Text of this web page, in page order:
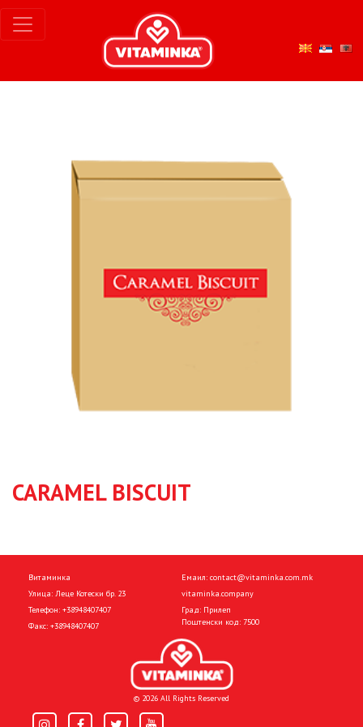
CARAMEL BISCUIT
Витаминка
Улица: Леце Котески бр. 23
Телефон: +38948407407
Факс: +38948407407
Емаил: contact@vitaminka.com.mk
vitaminka.company
Град: Прилеп
Поштенски код: 7500
© 2026 All Rights Reserved